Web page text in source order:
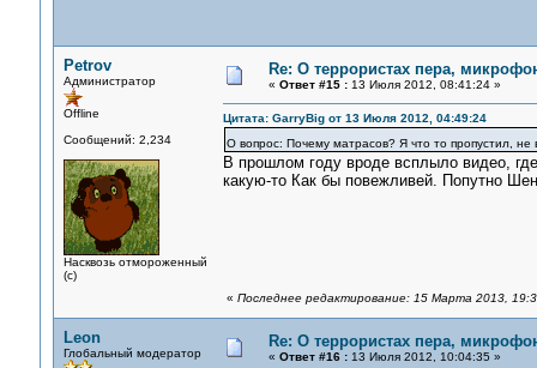
Petrov
Администратор
Offline
Сообщений: 2,234
Насквозь отмороженный
(с)
Re: О террористах пера,
« Ответ #15 :13 Июля 2012, 08:41:24 »
Цитата: GarryBig от 13 Июля 2012, 04:49:24
О вопрос: Почему матрасов? Я что то пропустил,
В прошлом году вроде всплыло видео,
какую-то Как бы повежливей. Попутно
« Последнее редактирование: 15 Марта 2013,
Leon
Глобальный модератор
Re: О террористах пера,
« Ответ #16 :13 Июля 2012, 10:04:35 »